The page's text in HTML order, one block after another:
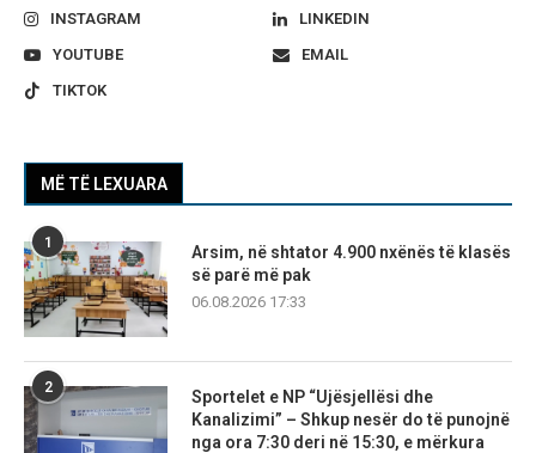
INSTAGRAM
LINKEDIN
YOUTUBE
EMAIL
TIKTOK
MË TË LEXUARA
1
Arsim, në shtator 4.900 nxënës të klasës
së parë më pak
06.08.2026 17:33
2
Sportelet e NP “Ujësjellësi dhe
Kanalizimi” – Shkup nesër do të punojnë
nga ora 7:30 deri në 15:30, e mërkura